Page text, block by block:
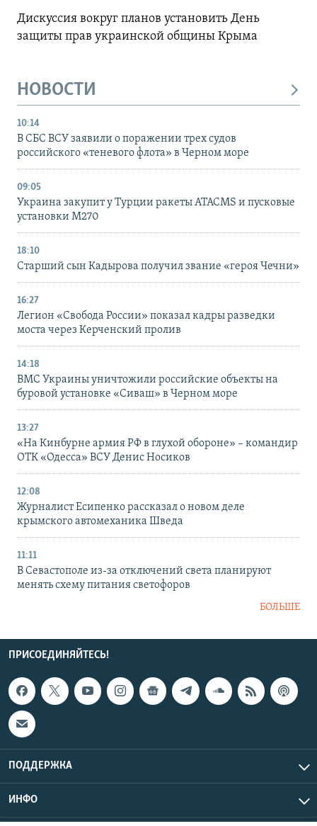
Дискуссия вокруг планов установить День
защиты прав украинской общины Крыма
НОВОСТИ
10:14
В СБС ВСУ заявили о поражении трех судов
российского «теневого флота» в Черном море
09:05
Украина закупит у Турции ракеты ATACMS и пусковые
установки M270
18:10
Старший сын Кадырова получил звание «героя Чечни»
16:27
Легион «Свобода России» показал кадры разведки
моста через Керченский пролив
14:18
ВМС Украины уничтожили российские объекты на
буровой установке «Сиваш» в Черном море
13:27
«На Кинбурне армия РФ в глухой обороне» – командир
ОТК «Одесса» ВСУ Денис Носиков
12:08
Журналист Есипенко рассказал о новом деле
крымского автомеханика Шведа
11:11
В Севастополе из-за отключений света планируют
менять схему питания светофоров
БОЛЬШЕ
ПРИСОЕДИНЯЙТЕСЬ!
ПОДДЕРЖКА
ИНФО